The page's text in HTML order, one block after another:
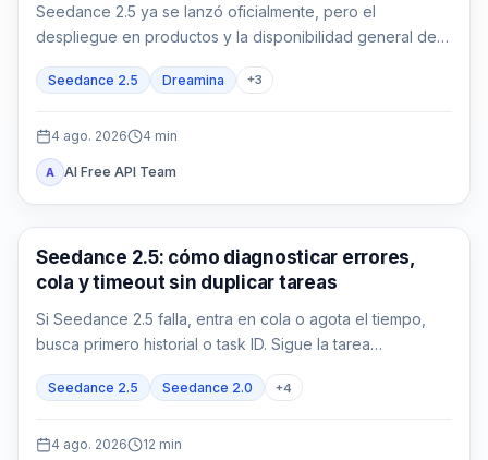
Seedance 2.5 ya se lanzó oficialmente, pero el
despliegue en productos y la disponibilidad general de
ruta.
Seedance 2.5 Dreamina +3
4 ago. 2026 4 min
A AI Free API Team
Generación de video con IA
Seedance 2.5: cómo diagnosticar errores,
cola y timeout sin duplicar tareas
Si Seedance 2.5 falla, entra en cola o agota el tiempo,
busca primero historial o task ID. Sigue la tarea
failed/expired antes de reenviar.
Seedance 2.5 Seedance 2.0 +4
4 ago. 2026 12 min